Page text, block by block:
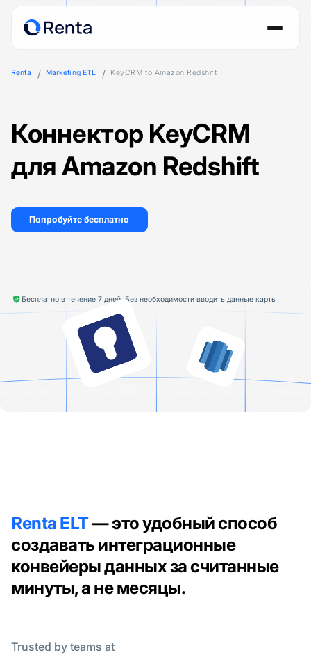
Renta Marketing ETL KeyCRM to Amazon Redshift
Коннектор KeyCRM
для Amazon Redshift
Попробуйте бесплатно
Бесплатно в течение 7 дней. Без необходимости вводить данные карты.
Renta ELT— это удобный способ
создавать интеграционные
конвейеры данных за считанные
минуты, а не месяцы.
Trusted by teams at